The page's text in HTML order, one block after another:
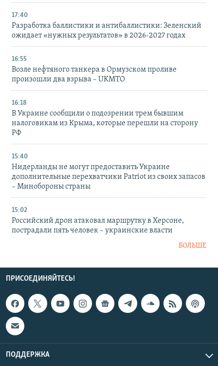
17:40
Разработка баллистики и антибаллистики: Зеленский
ожидает «нужных результатов» в 2026-2027 годах
16:55
Возле нефтяного танкера в Ормузском проливе
произошли два взрыва – UKMTO
16:18
В Украине сообщили о подозрении трем бывшим
налоговикам из Крыма, которые перешли на сторону
РФ
15:40
Нидерланды не могут предоставить Украине
дополнительные перехватчики Patriot из своих запасов
– Минобороны страны
15:02
Российский дрон атаковал маршрутку в Херсоне,
пострадали пять человек – украинские власти
БОЛЬШЕ
ПРИСОЕДИНЯЙТЕСЬ!
ПОДДЕРЖКА